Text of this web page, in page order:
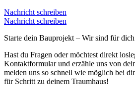
Nachricht schreiben
Nachricht schreiben
Starte dein Bauprojekt – Wir sind für
Hast du Fragen oder möchtest direkt
Kontaktformular und erzähle uns von
melden uns so schnell wie möglich bei
für Schritt zu deinem Traumhaus!